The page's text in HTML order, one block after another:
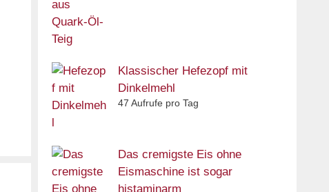
Klassischer Hefezopf mit
Dinkelmehl
47 Aufrufe pro Tag
Das cremigste Eis ohne
Eismaschine ist sogar
histaminarm